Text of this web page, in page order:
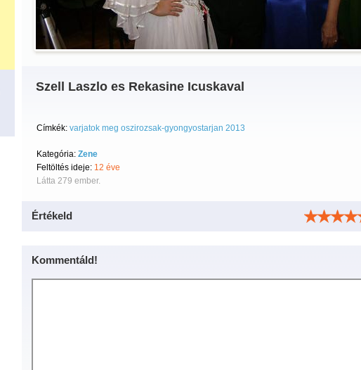
Szell Laszlo es Rekasine Icuskaval
Címkék: varjatok meg oszirozsak-gyongyostarjan 2013
Kategória: Zene
Feltöltés ideje: 12 éve
Látta 279 ember.
Értékeld
Kommentáld!